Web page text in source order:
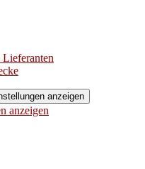
anzeigen
anzeigen